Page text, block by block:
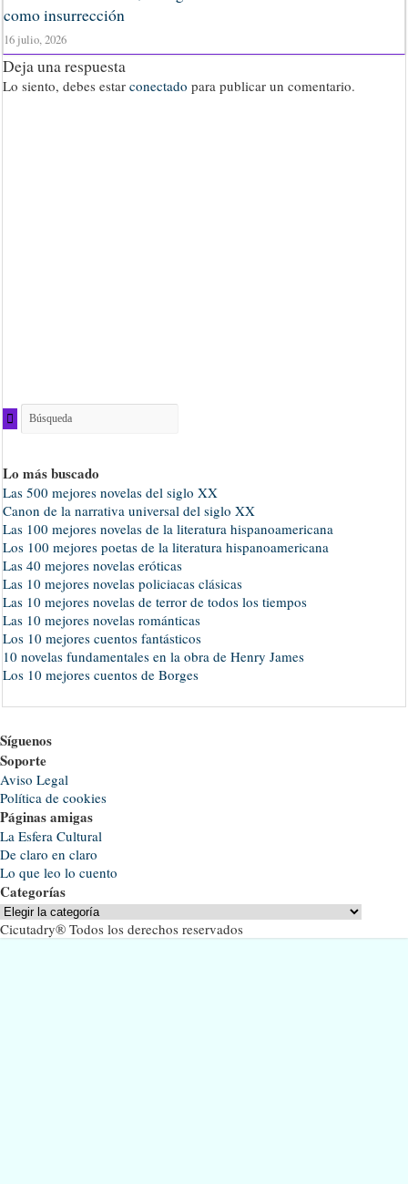
como insurrección
16 julio, 2026
Deja una respuesta
Lo siento, debes estarconectado para publicar un comentario.
Lo más buscado
Las 500 mejores novelas del siglo XX
Canon de la narrativa universal del siglo XX
Las 100 mejores novelas de la literatura hispanoamericana
Los 100 mejores poetas de la literatura hispanoamericana
Las 40 mejores novelas eróticas
Las 10 mejores novelas policiacas clásicas
Las 10 mejores novelas de terror de todos los tiempos
Las 10 mejores novelas románticas
Los 10 mejores cuentos fantásticos
10 novelas fundamentales en la obra de Henry James
Los 10 mejores cuentos de Borges
Síguenos
Soporte
Aviso Legal
Política de cookies
Páginas amigas
La Esfera Cultural
De claro en claro
Lo que leo lo cuento
Categorías
Categorías
Cicutadry® Todos los derechos reservados